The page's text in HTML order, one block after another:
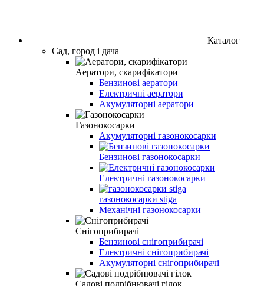
Каталог
Сад, город і дача
Аератори, скарифікатори
Бензинові аератори
Електричні аератори
Акумуляторні аератори
Газонокосарки
Акумуляторні газонокосарки
Бензинові газонокосарки
Електричні газонокосарки
газонокосарки stiga
Механічні газонокосарки
Снігоприбирачі
Бензинові снігоприбирачі
Електричні снігоприбирачі
Акумуляторні снігоприбирачі
Садові подрібнювачі гілок